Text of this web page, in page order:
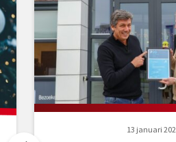
13 januari